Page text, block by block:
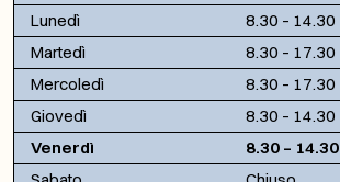
Lunedì
8.30 – 14.30
Martedì
8.30 – 17.30
Mercoledì
8.30 – 17.30
Giovedì
8.30 – 14.30
Venerdì
8.30 – 14.30